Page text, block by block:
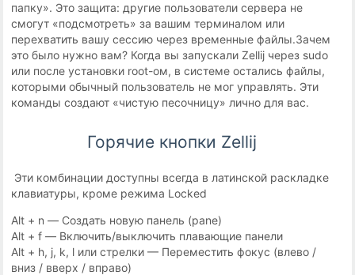
папку». Это защита: другие пользователи сервера не
смогут «подсмотреть» за вашим терминалом или
перехватить вашу сессию через временные файлы.Зачем
это было нужно вам? Когда вы запускали Zellij через sudo
или после установки root-ом, в системе остались файлы,
которыми обычный пользователь не мог управлять. Эти
команды создают «чистую песочницу» лично для вас.
Горячие кнопки Zellij
Эти комбинации доступны всегда в латинской раскладке
клавиатуры, кроме режима Locked
Alt + n — Создать новую панель (pane)
Alt + f — Включить/выключить плавающие панели
Alt + h, j, k, l или стрелки — Переместить фокус (влево /
вниз / вверх / вправо)